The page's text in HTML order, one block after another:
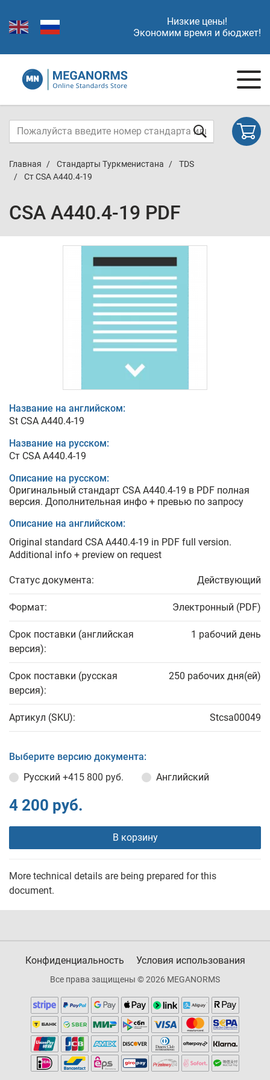
Низкие цены!
Экономим время и бюджет!
Главная Стандарты Туркменистана
TDS
Ст CSA A440.4-19
CSA A440.4-19 PDF
Название на английском:
St CSA A440.4-19
Название на русском:
Ст CSA A440.4-19
Описание на русском:
Оригинальный стандарт CSA A440.4-19 в PDF полная
версия. Дополнительная инфо + превью по запросу
Описание на английском:
Original standard CSA A440.4-19 in PDF full version.
Additional info + preview on request
Статус документа: Действующий
Формат: Электронный (PDF)
Срок поставки (английская
версия):
1 рабочий день
Срок поставки (русская
версия):
250 рабочих дня(ей)
Артикул (SKU): Stcsa00049
Выберите версию документа:
Русский +415 800 руб. Английский
4 200 руб.
В корзину
More technical details are being prepared for this
document.
Конфиденциальность Условия использования
Все права защищены © 2026 MEGANORMS